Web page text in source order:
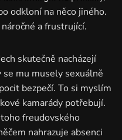
odkloní na něco jiného.
a frustrující.
skutečně nacházejí
se mu musely sexuálně
bezpečí. To si myslím
kamarády potřebují.
freudovského
nahrazuje absenci